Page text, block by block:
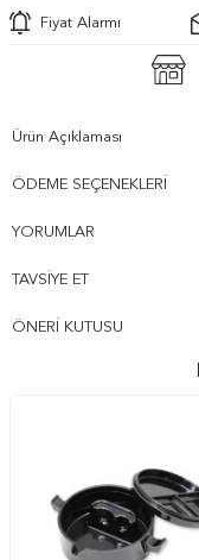
Fiyat Alarmı
Ürün Açıklaması
ÖDEME SEÇENEKLERI
YORUMLAR
TAVSIYE ET
ÖNERI KUTUSU